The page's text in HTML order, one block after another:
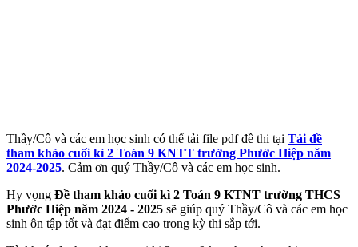
Thầy/Cô và các em học sinh có thể tải file pdf đề thi tại Tải đề
tham khảo cuối kì 2 Toán 9 KNTT trường Phước Hiệp năm
2024-2025. Cảm ơn quý Thầy/Cô và các em học sinh.
Hy vọng Đề tham khảo cuối kì 2 Toán 9 KTNT trường THCS
Phước Hiệp năm 2024 - 2025 sẽ giúp quý Thầy/Cô và các em học
sinh ôn tập tốt và đạt điểm cao trong kỳ thi sắp tới.